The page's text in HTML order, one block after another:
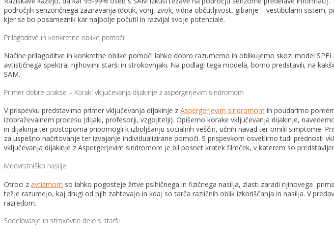
področjih senzoričnega zaznavanja (dotik, vonj, zvok, vidna občutljivost, gibanje – vestibularni
kjer se bo posameznik kar najbolje počutil in razvijal svoje potenciale.
Prilagoditve in konkretne oblike pomoči
Načine prilagoditve in konkretne oblike pomoči lahko dobro razumemo in oblikujemo skozi model
avtističnega spektra, njihovimi starši in strokovnjaki. Na podlagi tega modela, bomo predstavili, na
SAM.
Primer dobre prakse – Koraki vključevanja dijakinje z aspergerjevim sindromom
V prispevku predstavimo primer vključevanja dijakinje z Aspergerjevim sindromom in poudarimo
izobraževalnem procesu (dijaki, profesorji, vzgojitelji). Opišemo korake vključevanja dijakinje,
in dijakinja ter postopoma pripomogli k izboljšanju socialnih veščin, učnih navad ter omilil simptome.
za uspešno načrtovanje ter izvajanje individualizirane pomoči. S prispevkom osvetlimo tudi prednosti
vključevanja dijakinje z Aspergerjevim sindromom je bil posnet kratek filmček, v katerem so
Medvrstniško nasilje
Otroci z avtizmom so lahko pogosteje žrtve psihičnega in fizičnega nasilja, zlasti zaradi njihovega
težje razumejo, kaj drugi od njih zahtevajo in kdaj so tarča različnih oblik izkoriščanja in nasilja. V
razredom.
Sodelovanje in strokovno delo s starši